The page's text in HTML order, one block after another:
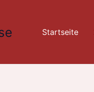
Startseite